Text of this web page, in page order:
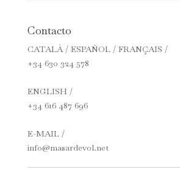
Contacto
CATALÀ / ESPAÑOL / FRANÇAIS /
+34 630 324 578
ENGLISH /
+34 616 487 696
E-MAIL /
info@masardevol.net